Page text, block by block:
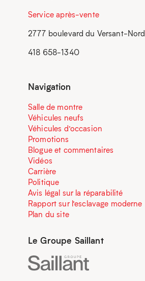
Service après-vente
2777 boulevard du Versant-Nord
418 658-1340
Navigation
Salle de montre
Véhicules neufs
Véhicules d’occasion
Promotions
Blogue et commentaires
Vidéos
Carrière
Politique
Avis légal sur la réparabilité
Rapport sur l’esclavage moderne
Plan du site
Le Groupe Saillant